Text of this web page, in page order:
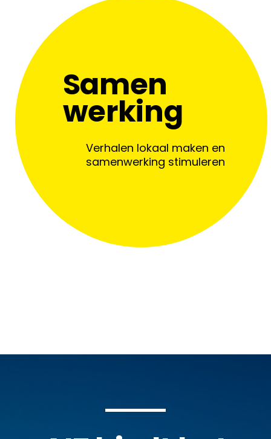
Samen
werking
Verhalen lokaal maken en
samenwerking stimuleren